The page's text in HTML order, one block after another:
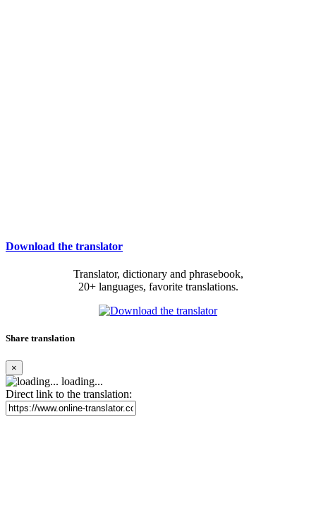
Download the translator
Translator, dictionary and phrasebook,
20+ languages, favorite translations.
Share translation
×
loading...
Direct link to the translation: